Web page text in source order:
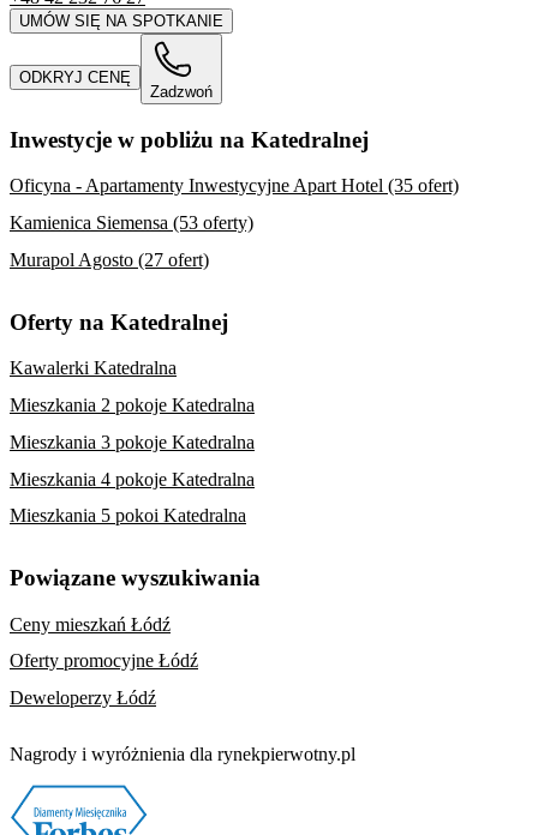
UMÓW SIĘ NA SPOTKANIE
ODKRYJ CENĘ
Zadzwoń
Inwestycje w pobliżu na Katedralnej
Oficyna - Apartamenty Inwestycyjne Apart Hotel (35 ofert)
Kamienica Siemensa (53 oferty)
Murapol Agosto (27 ofert)
Oferty na Katedralnej
Kawalerki Katedralna
Mieszkania 2 pokoje Katedralna
Mieszkania 3 pokoje Katedralna
Mieszkania 4 pokoje Katedralna
Mieszkania 5 pokoi Katedralna
Powiązane wyszukiwania
Ceny mieszkań Łódź
Oferty promocyjne Łódź
Deweloperzy Łódź
Nagrody i wyróżnienia dla rynekpierwotny.pl